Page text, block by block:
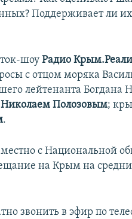
Поддерживает ли
ток-шоуРадио
с отцом моряка
лейтенанта
Николаем Полозовым;
.
с Национальной
на Крым на
звонить в эфир по